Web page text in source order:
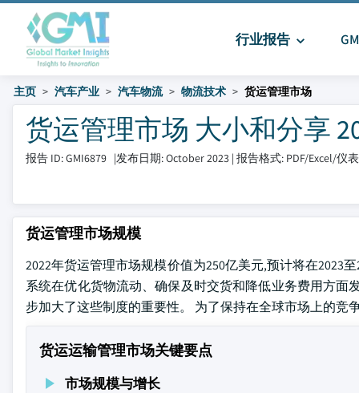
行业报告
主页 汽车产业 汽车物流 物流技术 货运管理市场
货运管理市场 大小和分享
报告 ID: GMI6879 |发布日期: October 2023 | 报告格式: PDF/Excel/仪
货运管理市场规模
2022年货运管理市场规模价值为250亿美元,预计将在2023
系统在优化货物流动、确保及时交货和降低业务费用方
步加大了这些制度的重要性。 为了保持在全球市场上的
货运运输管理市场关键要点
市场规模与增长